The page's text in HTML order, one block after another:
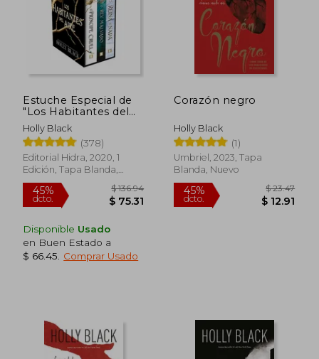
45%
dcto. $ 23.45
Estuche Especial de
"Los Habitantes del
Aire"
Holly Black
(378)
Editorial Hidra, 2020, 1
Edición, Tapa Blanda,
Nuevo
Disponible Usado
en Buen Estado a
$ 66.45
Comprar Usado
Corazón negro
Holly Black
(1)
Umbriel, 2023, Tapa
Blanda, Nuevo